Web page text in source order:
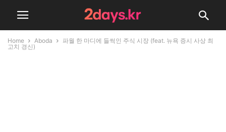
Home Aboda
파월 한 마디에 들썩인 주식 시장 (feat. 뉴욕 증시 사상 최
고치 경신)